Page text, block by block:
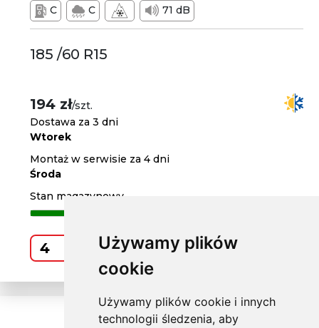
Używamy plików
cookie
Używamy plików cookie i innych
technologii śledzenia, aby
C C 71 dB
185 /60 R15
194 zł/szt.
Dostawa za 3 dni
Wtorek
Montaż w serwisie za 4 dni
Środa
Stan magazynowy
Kup